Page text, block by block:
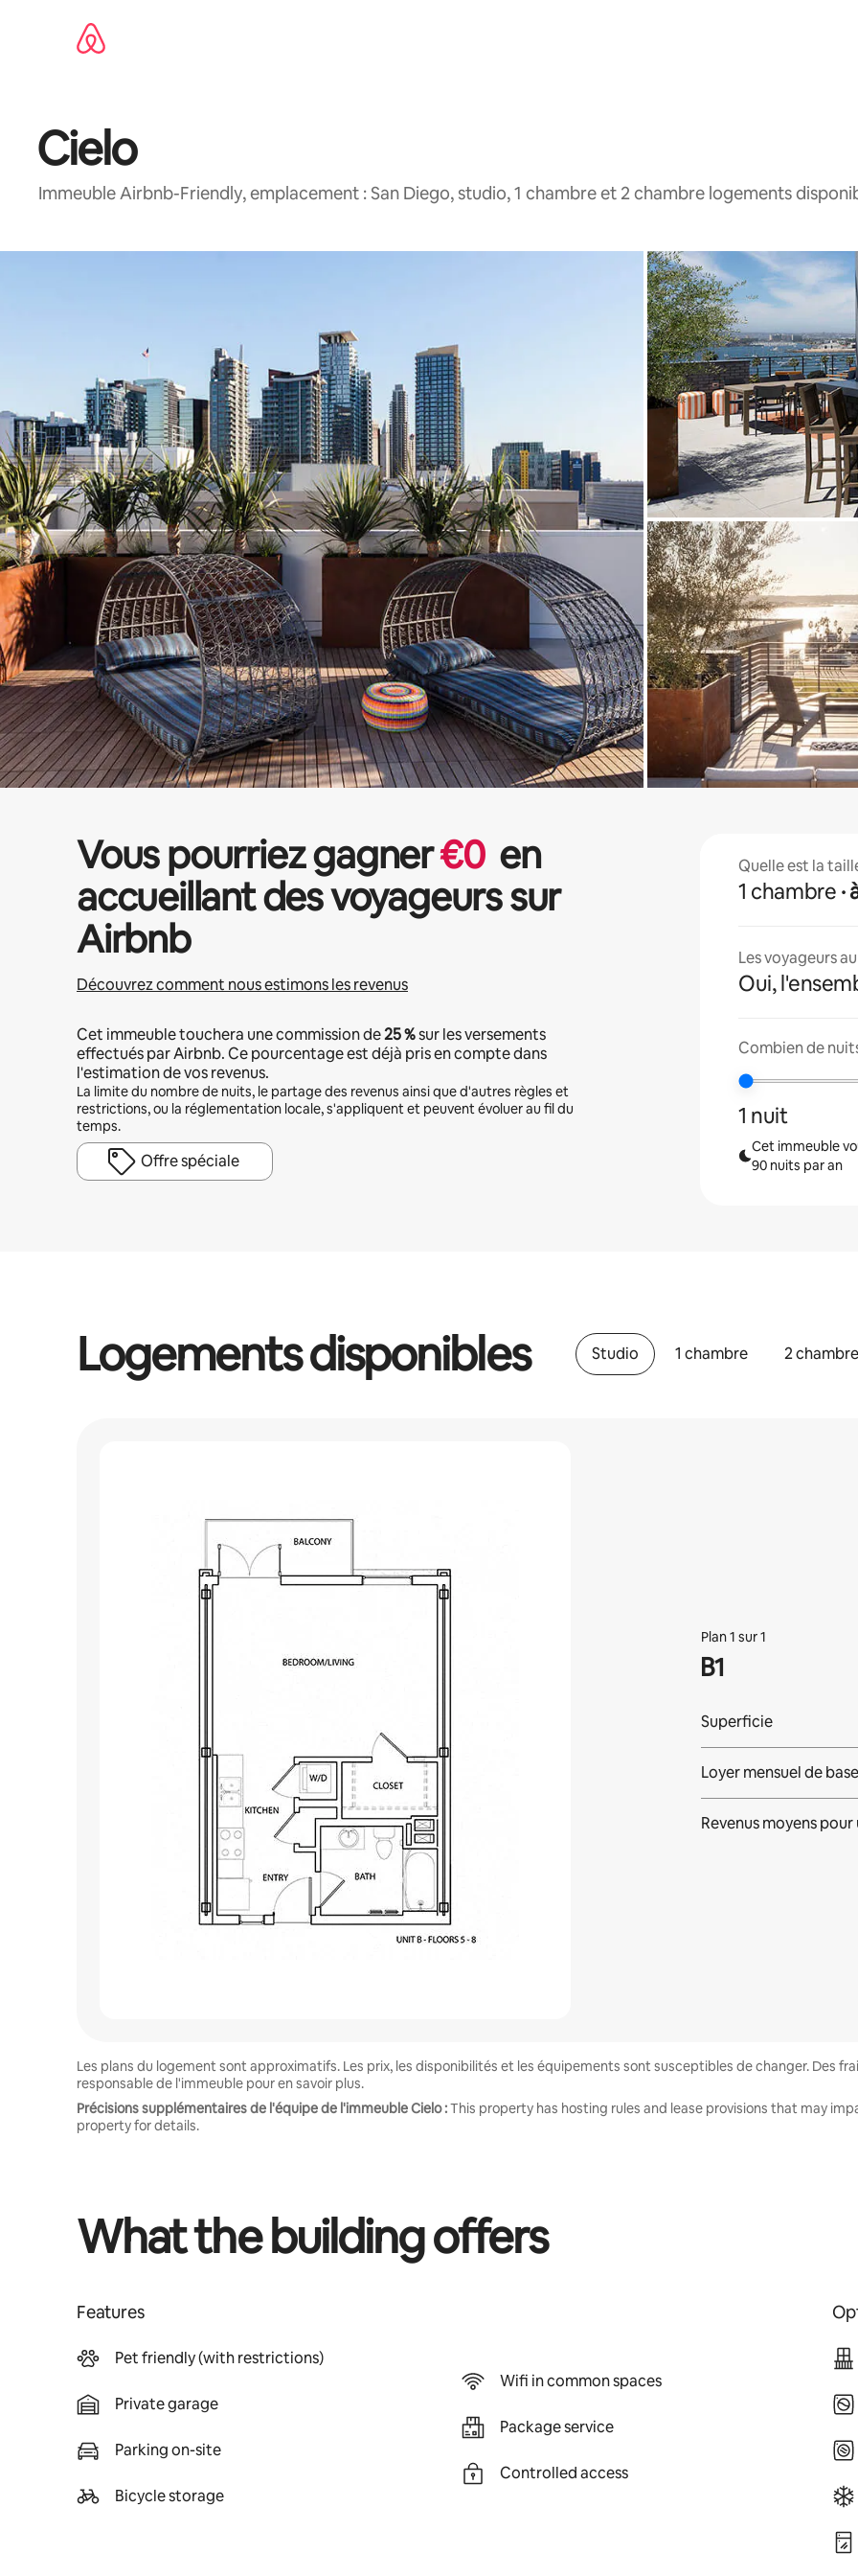
Cielo
Immeuble Airbnb-Friendly, emplacement : San Diego, studio, 1 chambre et 2 chambre logements
Vous pourriez gagner€0 en
accueillant des voyageurs sur
Airbnb
Découvrez comment nous estimons les revenus
Cet immeuble touchera une commission de25 %sur les versements
effectués par Airbnb. Ce pourcentage est déjà pris en compte dans
l'estimation de vos revenus.
La limite du nombre de nuits, le partage des revenus ainsi que d'autres règles et
restrictions, ou la réglementation locale, s'appliquent et peuvent évoluer au fil du
temps.
Offre spéciale
Quelle est la
1 chambre
Les voyageurs
Oui,
Combien de
1 nuit
Cet immeuble
90 nuits par an
Logements disponibles Studio 1 chambre 2 chambre
Plan 1 sur 1
B1
Superficie
Loyer mensuel de base
Revenus moyens pour
Les plans du logement sont approximatifs. Les prix, les disponibilités et les équipements sont susceptibles de changer. Des
responsable de l'immeuble pour en savoir plus.
Précisions supplémentaires de l'équipe de l'immeuble Cielo :This property has hosting rules and lease provisions that may
property for details.
What the building offers
Features
Pet friendly (with restrictions)
Private garage
Parking on-site
Bicycle storage
Wifi in common spaces
Package service
Controlled access